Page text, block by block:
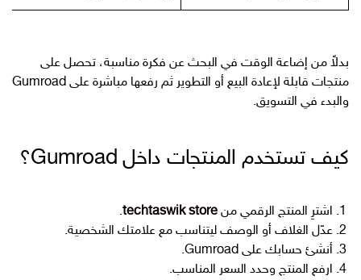
بدلاً من إضاعة الوقت في البحث عن فكرة مناسبة، تحصل على
منتجات قابلة لإعادة البيع أو التطوير ثم رفعها مباشرة على Gumroad
والبدء في التسويق.
كيف تستخدم المنتجات داخل Gumroad؟
اشترِ المنتج الرقمي من techtaswik store
.
عدّل الغلاف أو الوصف ليتناسب مع علامتك الشخصية.
أنشئ حسابك على Gumroad.
ارفع المنتج وحدد السعر المناسب.